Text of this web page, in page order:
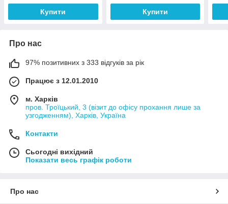
Купити Купити
Про нас
97% позитивних з 333 відгуків за рік
Працює з 12.01.2010
м. Харків
пров. Троїцький, 3 (візит до офісу прохання лише за
узгодженням), Харків, Україна
Контакти
Сьогодні вихідний
Показати весь графік роботи
Про нас